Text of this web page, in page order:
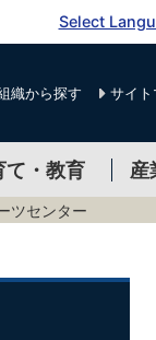
Select
織から探す サイ
て・教育 産
ツセンター